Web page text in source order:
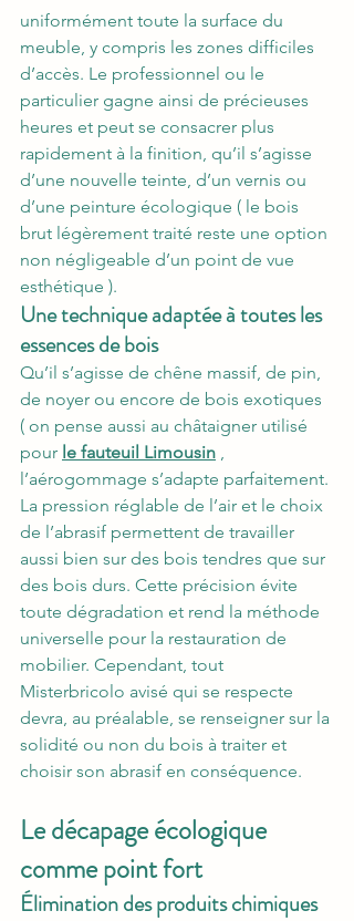
uniformément toute la surface du
meuble, y compris les zones difficiles
d’accès. Le professionnel ou le
particulier gagne ainsi de précieuses
heures et peut se consacrer plus
rapidement à la finition, qu’il s’agisse
d’une nouvelle teinte, d’un vernis ou
d’une peinture écologique ( le bois
brut légèrement traité reste une option
non négligeable d’un point de vue
esthétique ).
Une technique adaptée à toutes les
essences de bois
Qu’il s’agisse de chêne massif, de pin,
de noyer ou encore de bois exotiques
( on pense aussi au châtaigner utilisé
pour le fauteuil Limousin
l’aérogommage s’adapte parfaitement.
La pression réglable de l’air et le choix
de l’abrasif permettent de travailler
aussi bien sur des bois tendres que sur
des bois durs. Cette précision évite
toute dégradation et rend la méthode
universelle pour la restauration de
mobilier. Cependant, tout
Misterbricolo avisé qui se respecte
devra, au préalable, se renseigner sur la
solidité ou non du bois à traiter et
choisir son abrasif en conséquence.
Le décapage écologique
comme point fort
Élimination des produits chimiques